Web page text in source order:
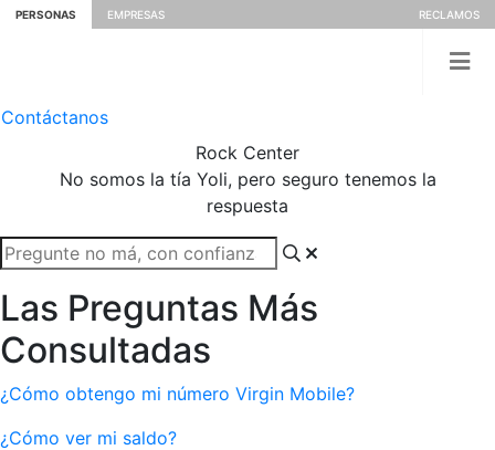
PERSONAS EMPRESAS RECLAMOS
Contáctanos
Rock Center
No somos la tía Yoli, pero seguro tenemos la
respuesta
Las Preguntas Más
Consultadas
¿Cómo obtengo mi número Virgin Mobile?
¿Cómo ver mi saldo?